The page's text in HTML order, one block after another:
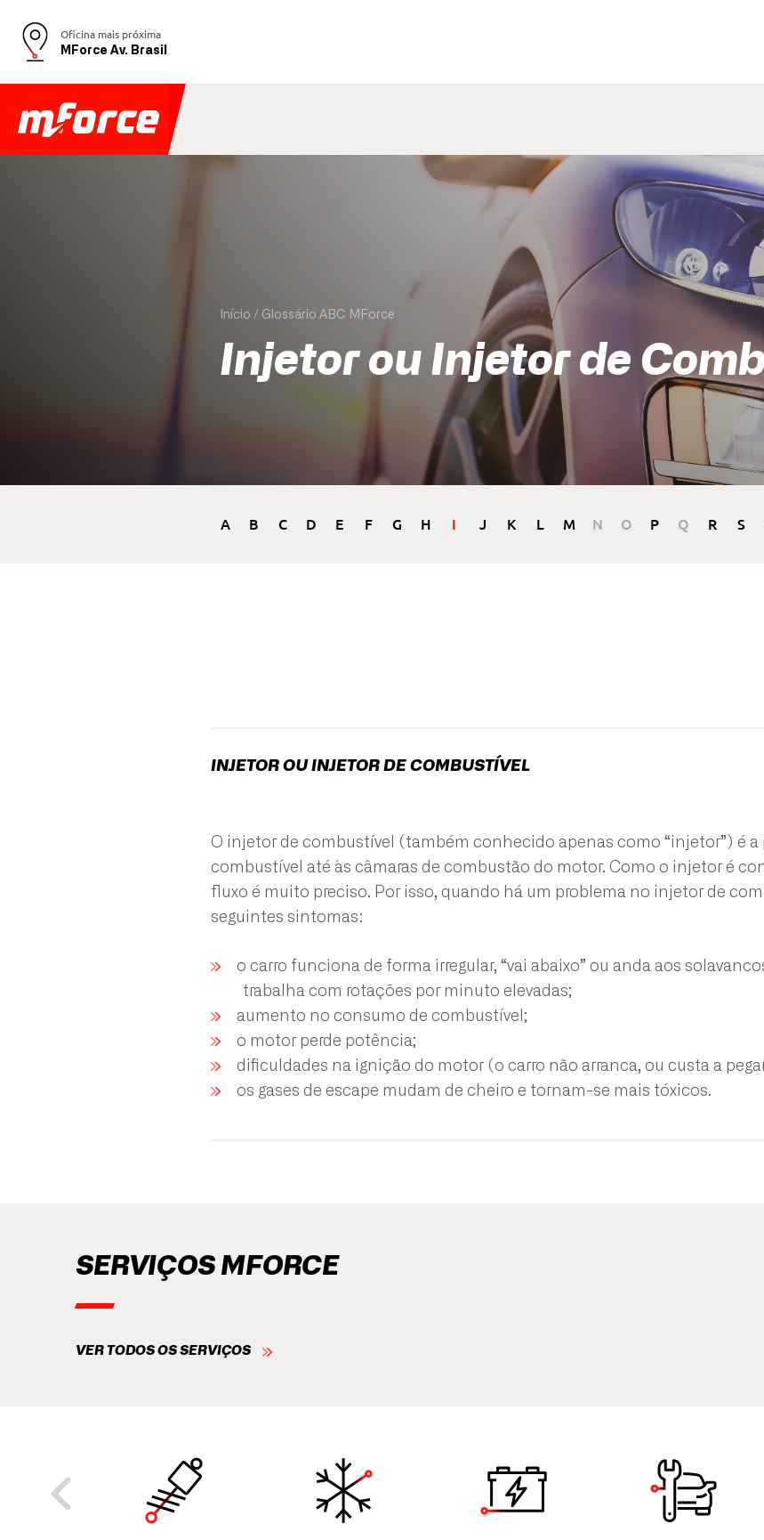
Oficina mais próxima
MForce Av. Brasil
Início Glossário ABC MForce
Injetor ou Injetor de
A B C D E F G H I J K L M N O P Q R S
INJETOR OU INJETOR DE COMBUSTÍVEL
O injetor de combustível (também conhecido apenas como “injetor”) é a
combustível até às câmaras de combustão do motor. Como o injetor é
fluxo é muito preciso. Por isso, quando há um problema no injetor de
seguintes sintomas:
o carro funciona de forma irregular, “vai abaixo” ou anda aos
trabalha com rotações por minuto elevadas;
aumento no consumo de combustível;
o motor perde potência;
dificuldades na ignição do motor (o carro não arranca, ou custa a
os gases de escape mudam de cheiro e tornam-se mais tóxicos.
SERVIÇOS MFORCE
VER TODOS OS SERVIÇOS